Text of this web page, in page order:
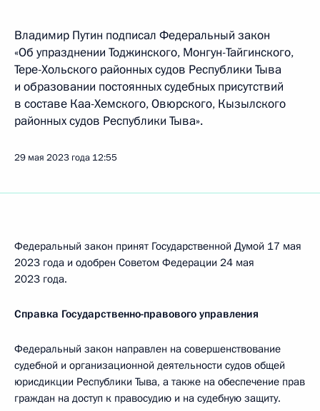
Владимир Путин подписал Федеральный закон
«Об упразднении Тоджинского, Монгун-Тайгинского,
Тере-Хольского районных судов Республики Тыва
и образовании постоянных судебных присутствий
в составе Каа-Хемского, Овюрского, Кызылского
районных судов Республики Тыва».
29 мая 2023 года 12:55
Федеральный закон принят Государственной Думой 17 мая
2023 года и одобрен Советом Федерации 24 мая
2023 года.
Справка Государственно-правового управления
Федеральный закон направлен на совершенствование
судебной и организационной деятельности судов общей
юрисдикции Республики Тыва, а также на обеспечение прав
граждан на доступ к правосудию и на судебную защиту.